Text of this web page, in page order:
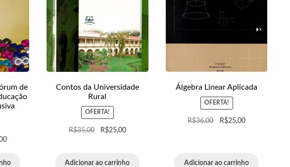
de
Contos da Universidade
Rural
OFERTA!
R$35,00 R$25,00
Adicionar ao carrinho
Álgebra Linear Aplicada
OFERTA!
R$36,00 R$25,00
Adicionar ao carrinho